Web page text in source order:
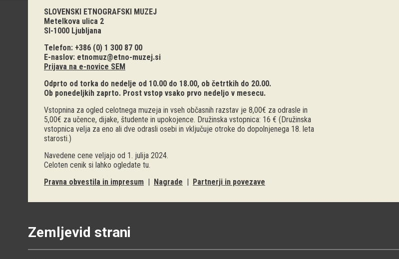
SLOVENSKI ETNOGRAFSKI MUZEJ
Metelkova ulica 2
SI-1000 Ljubljana
Telefon: +386 (0) 1 300 87 00
E-naslov: etnomuz@etno-muzej.si
Prijava na e-novice SEM
Odprto od torka do nedelje od 10.00 do 18.00, ob četrtkih do 20.00.
Ob ponedeljkih zaprto. Prost vstop vsako prvo nedeljo v mesecu.
Vstopnina za ogled celotnega muzeja in vseh občasnih razstav je 8,00€ za odrasle in
5,00€ za učence, dijake, študente in upokojence. Družinska vstopnica: 16 € (Družinska
vstopnica velja za eno ali dve odrasli osebi in vključuje otroke do dopolnjenega 18. leta
starosti.)
Navedene cene veljajo od 1. julija 2024.
Celoten cenik si lahko ogledate tu.
Pravna obvestila in impresum | Nagrade | Partnerji in povezave
Zemljevid strani